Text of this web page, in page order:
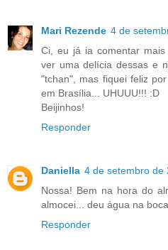
Mari Rezende 4 de
Ci, eu já ia comentar
ver uma delícia dessas e
"tchan", mas fiquei feliz
em Brasília... UHUUU!!! :D
Beijinhos!
Responder
Daniella 4 de setembro de
Nossa! Bem na hora do
almocei... deu água na
Responder